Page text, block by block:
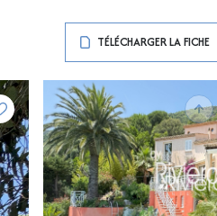
TÉLÉCHARGER LA FICHE